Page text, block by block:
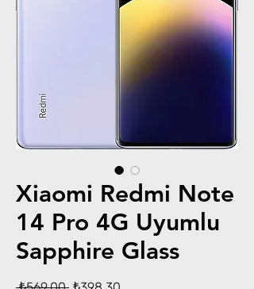
Xiaomi Redmi Note
14 Pro 4G Uyumlu
Sapphire Glass
Normal